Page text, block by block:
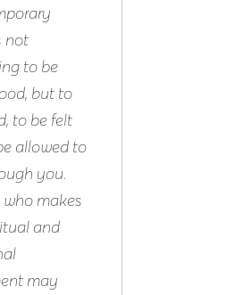
not
to be
but to
to be felt
allowed to
you.
makes
and
may